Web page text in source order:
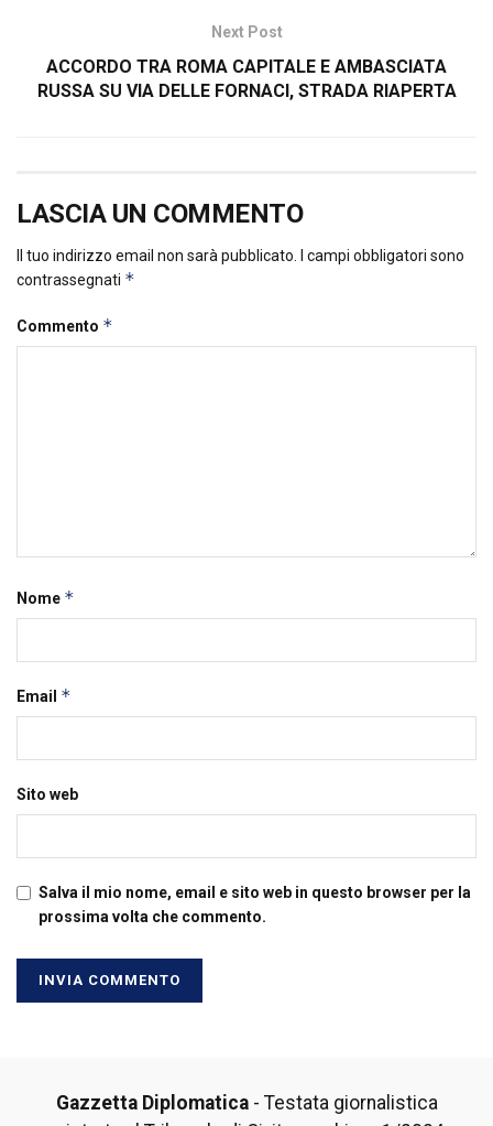
Next Post
ACCORDO TRA ROMA CAPITALE E AMBASCIATA
RUSSA SU VIA DELLE FORNACI, STRADA RIAPERTA
LASCIA UN COMMENTO
Il tuo indirizzo email non sarà pubblicato.
I campi obbligatori sono
contrassegnati *
Commento *
Nome *
Email *
Sito web
Salva il mio nome, email e sito web in questo browser per la
prossima volta che commento.
Gazzetta Diplomatica- Testata giornalistica